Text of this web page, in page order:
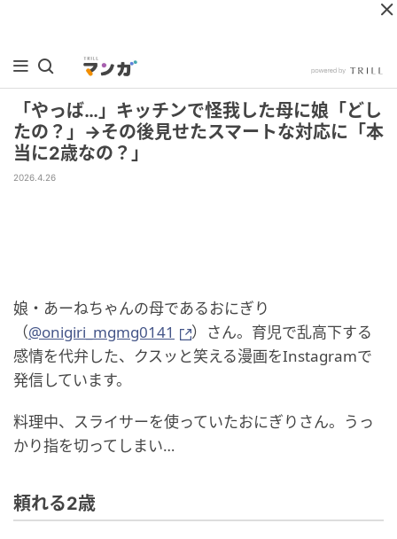
「やっば…」キッチンで怪我した母に娘「どし
たの？」→その後見せたスマートな対応に「本
当に2歳なの？」
2026.4.26
娘・あーねちゃんの母であるおにぎり
（@onigiri_mgmg0141
）さん。育児で乱高下する
感情を代弁した、クスッと笑える漫画をInstagramで
発信しています。
料理中、スライサーを使っていたおにぎりさん。うっ
かり指を切ってしまい…
頼れる2歳